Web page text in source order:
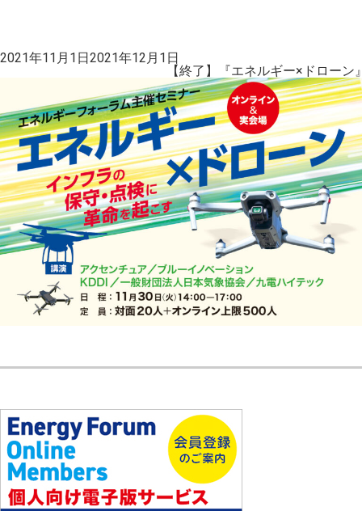
投
2021年11月1日2021年12月1日
【終了】『エネルギー×ドロー